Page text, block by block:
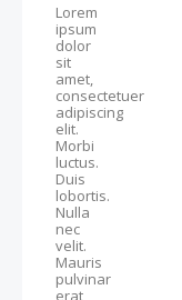
Lorem
ipsum
dolor
sit
amet,
consectetuer
adipiscing
elit.
Morbi
luctus.
Duis
lobortis.
Nulla
nec
velit.
Mauris
pulvinar
erat